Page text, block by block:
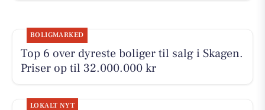
BOLIGMARKED
Top 6 over dyreste boliger til salg i Skagen.
Priser op til 32.000.000 kr
LOKALT NYT